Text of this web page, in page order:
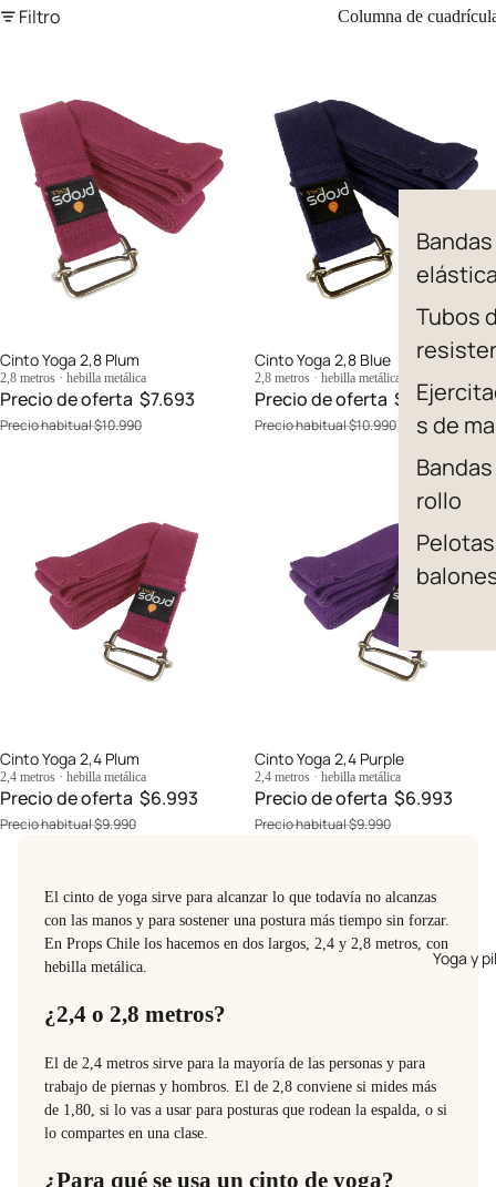
Bandas
Tubos
s de
rollo
Yoga y
Filtro Columna de
Oferta
Cinto Yoga 2,8 Plum
2,8 metros · hebilla metálica
Precio de oferta $7.693
Precio habitual$10.990
Oferta
Cinto Yoga 2,8 Blue
2,8 metros · hebilla metálica
Precio de oferta $7.693
Precio habitual$10.990
Oferta
Cinto Yoga 2,4 Plum
2,4 metros · hebilla metálica
Precio de oferta $6.993
Precio habitual$9.990
Oferta
Cinto Yoga 2,4 Purple
2,4 metros · hebilla metálica
Precio de oferta $6.993
Precio habitual$9.990
El cinto de yoga sirve para alcanzar lo que todavía no alcanzas
con las manos y para sostener una postura más tiempo sin forzar.
En Props Chile los hacemos en dos largos, 2,4 y 2,8 metros, con
hebilla metálica.
¿2,4 o 2,8 metros?
El de 2,4 metros sirve para la mayoría de las personas y para
trabajo de piernas y hombros. El de 2,8 conviene si mides más
de 1,80, si lo vas a usar para posturas que rodean la espalda, o si
lo compartes en una clase.
¿Para qué se usa un cinto de yoga?